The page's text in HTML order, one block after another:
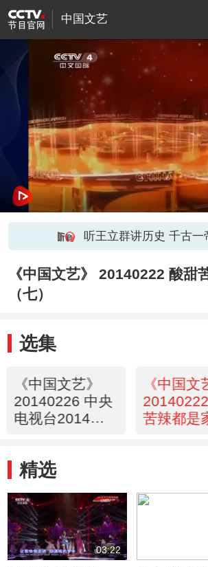
中国文艺
听王立群讲历史 千古一
《中国文艺》 20140222 酸甜
（七）
选集
《中国文艺》
20140226 中央
电视台2014春
《中国文
苦辣都是
精选
03:22